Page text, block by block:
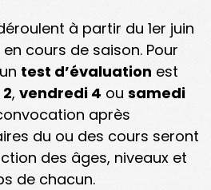
à partir du 1er juin
cours de saison. Pour
test d’évaluation est
, vendredi 4 ou samedi
après
du ou des cours seront
des âges, niveaux et
de chacun.